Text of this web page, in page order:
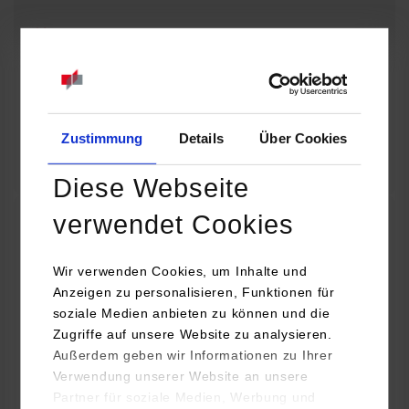
Zustimmung Details Über Cookies
Diese Webseite
verwendet Cookies
Wir verwenden Cookies, um Inhalte und
Anzeigen zu personalisieren, Funktionen für
soziale Medien anbieten zu können und die
Zugriffe auf unsere Website zu analysieren.
Außerdem geben wir Informationen zu Ihrer
Verwendung unserer Website an unsere
Partner für soziale Medien, Werbung und
Baue dir deine eigene Lichtorgel! Wie wird aus einer Idee ein
funktionierendes technisches Projekt? Entdecke die Welt der
Zum Event
32. Horber Sommerferienprogramm für Kinder
und Jugendliche: Mit Lego Education die Welt
der Autos entdecken
08.09.2026 - 08.09.2026
Hast du Lust, dein eigenes Auto zu bauen und zum Fahren zu